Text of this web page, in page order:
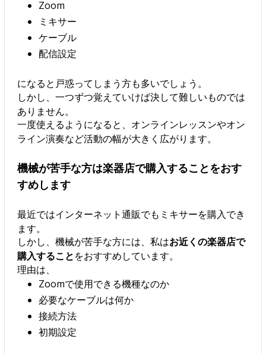
Zoom
ミキサー
ケーブル
配信設定
になると戸惑ってしまう方も多いでしょう。
しかし、一つずつ覚えていけば決して難しいものでは
ありません。
一度使えるようになると、オンラインレッスンやオン
ライン演奏など活動の幅が大きく広がります。
機械が苦手な方は楽器店で購入することをおす
すめします
最近ではインターネット通販でもミキサーを購入でき
ます。
しかし、機械が苦手な方には、私はお近くの楽器店で
購入することをおすすめしています。
理由は、
Zoomで使用できる機種なのか
必要なケーブルは何か
接続方法
初期設定